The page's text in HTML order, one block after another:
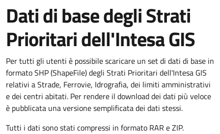
Dati di base degli Strati
Prioritari dell'Intesa GIS
Per tutti gli utenti è possibile scaricare un set di dati di base in
formato SHP (ShapeFile) degli Strati Prioritari dell'Intesa GIS
relativi a Strade, Ferrovie, Idrografia, dei limiti amministrativi
e dei centri abitati. Per rendere il download dei dati più veloce
è pubblicata una versione semplificata dei dati stessi.
Tutti i dati sono stati compressi in formato RAR e ZIP.